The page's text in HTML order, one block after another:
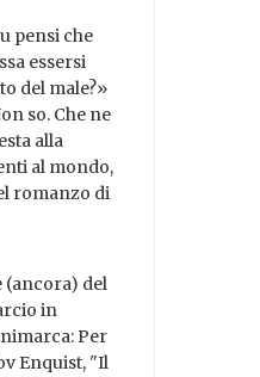
pensi che
essersi
del male?»
so. Che ne
alla
al mondo,
romanzo di
(ancora) del
in
Per
Enquist, "Il